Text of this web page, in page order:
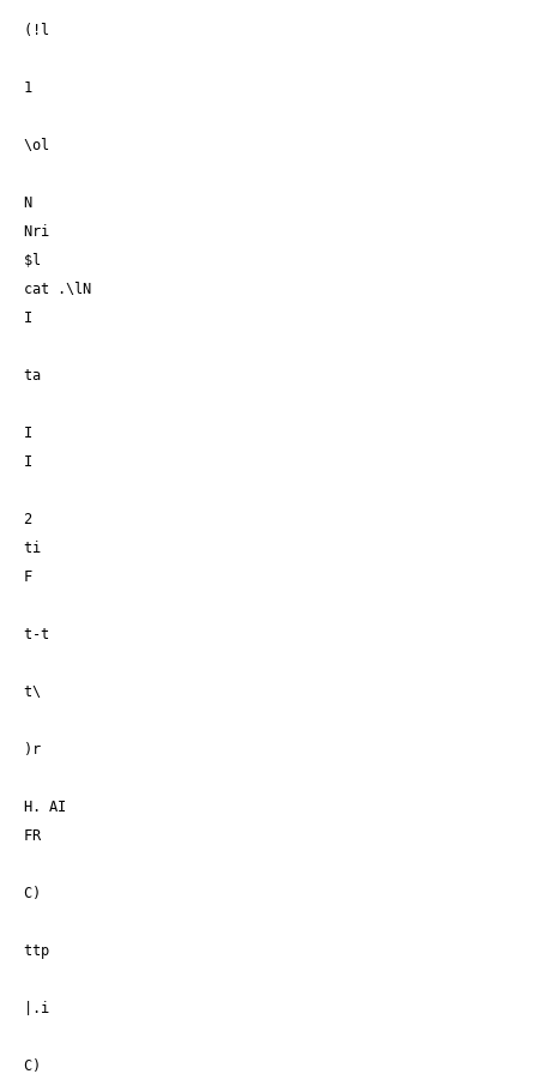
(!l
1
\ol
N
Nri
$l
cat .\lN
I
ta
I
I
2
ti
F
t-t
t\
)r
H. AI
FR
C)
ttp
|.i
C)